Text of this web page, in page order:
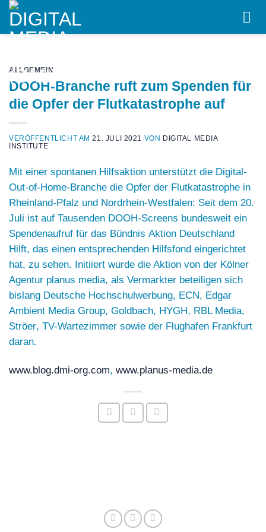
Skip
content
ALLGEMEIN
DOOH-Branche ruft zum Spenden für
die Opfer der Flutkatastrophe auf
VERÖFFENTLICHT AM21. JULI 2021 VON DIGITAL MEDIA
INSTITUTE
Mit einer spontanen Hilfsaktion unterstützt die Digital-
Out-of-Home-Branche die Opfer der Flutkatastrophe in
Rheinland-Pfalz und Nordrhein-Westfalen: Seit dem 20.
Juli ist auf Tausenden DOOH-Screens bundesweit ein
Spendenaufruf für das Bündnis Aktion Deutschland
Hilft, das einen entsprechenden Hilfsfond eingerichtet
hat, zu sehen. Initiiert wurde die Aktion von der Kölner
Agentur planus media, als Vermarkter beteiligen sich
bislang Deutsche Hochschulwerbung, ECN, Edgar
Ambient Media Group, Goldbach, HYGH, RBL Media,
Ströer, TV-Wartezimmer sowie der Flughafen Frankfurt
daran.
www.blog.dmi-org.com, www.planus-media.de